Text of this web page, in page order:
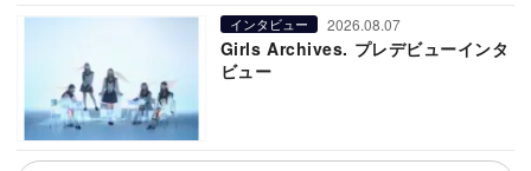
インタビュー 2026.08.07
Girls Archives. プレデビューインタ
ビュー